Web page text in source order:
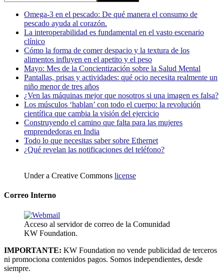
Omega-3 en el pescado: De qué manera el consumo de
pescado ayuda al corazón.
La interoperabilidad es fundamental en el vasto escenario
clínico
Cómo la forma de comer despacio y la textura de los
alimentos influyen en el apetito y el peso
Mayo: Mes de la Concientización sobre la Salud Mental
Pantallas, prisas y actividades: qué ocio necesita realmente un
niño menor de tres años
¿Ven las máquinas mejor que nosotros si una imagen es falsa?
Los músculos ‘hablan’ con todo el cuerpo: la revolución
científica que cambia la visión del ejercicio
Construyendo el camino que falta para las mujeres
emprendedoras en India
Todo lo que necesitas saber sobre Ethernet
¿Qué revelan las notificaciones del teléfono?
Under a Creative Commons license
Correo Interno
Acceso al servidor de correo de la Comunidad
KW Foundation.
IMPORTANTE: KW Foundation no vende publicidad de terceros
ni promociona contenidos pagos. Somos independientes, desde
siempre.